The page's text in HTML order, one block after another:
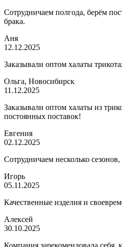
Сотрудничаем полгода, берём
брака.
Аня
12.12.2025
Заказывали оптом халаты
Ольга, Новосибирск
11.12.2025
Заказывали оптом халаты из
постоянных поставок!
Евгения
02.12.2025
Сотрудничаем несколько
Игорь
05.11.2025
Качественные изделия и
Алексей
30.10.2025
Компания зарекомендовала себя,